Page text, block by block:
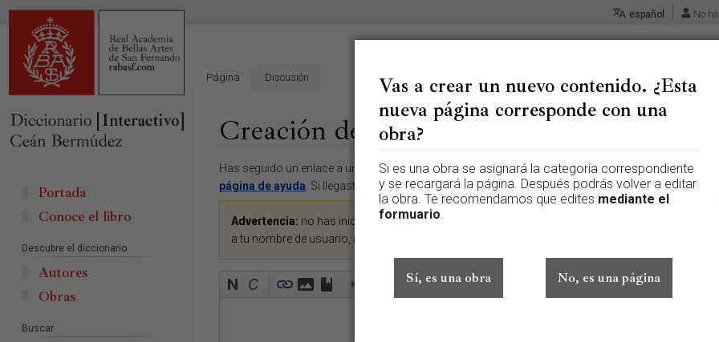
Creación de «Príncipe don Carlos -
Ir
a
la
navegación
Ir
a
la
búsqueda
Has seguido un enlace a una página que aún no existe. Para crear esta página, escribe en el
página de ayuda. Si llegaste aquí por error, vuelve a la página anterior.
Advertencia: no has iniciado sesión. Tu dirección IP se hará pública si haces cualquier edición. Si
a tu nombre de usuario, además de otros beneficios.
Avanzado Caracteres especiales Ayuda
Vas a crear un nuevo contenido. ¿Esta
nueva página corresponde con una
obra?
Si es una obra se asignará la categoría correspondiente
y se recargará la página. Después podrás volver a editar
la obra. Te recomendamos que edites mediante el
formuario.
Sí, es una obra No, es una página
español No
Página Discusión
Portada
Conoce el libro
Descubre el diccionario
Autores
Obras
Buscar